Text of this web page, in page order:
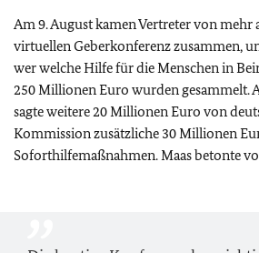
Am 9. August kamen Vertreter von mehr
virtuellen Geberkonferenz zusammen,
wer welche Hilfe für die Menschen in
250 Millionen Euro wurden gesammelt.
sagte weitere 20 Millionen Euro von
Kommission zusätzliche 30 Millionen
Soforthilfemaßnahmen. Maas betonte